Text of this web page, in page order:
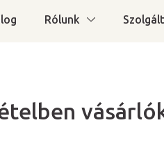
Rólunk